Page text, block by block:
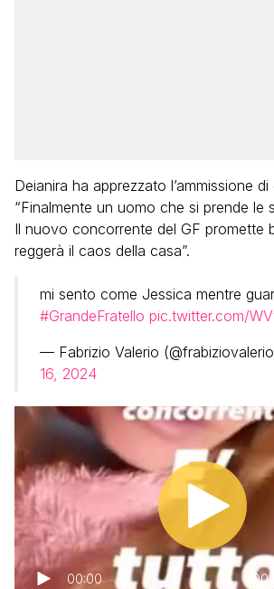
Deianira ha apprezzato l’ammissione di
“Finalmente un uomo che si prende le
Il nuovo concorrente del GF promette
reggerà il caos della casa”.
mi sento come Jessica mentre
#GrandeFratello pic.twitter.com/
— Fabrizio Valerio
16, 2024
00:00